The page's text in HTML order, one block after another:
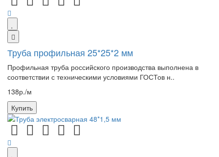
Труба профильная 25*25*2 мм
Профильная труба российского производства выполнена в
соответствии с техническими условиями ГОСТов н..
138р./м
Купить